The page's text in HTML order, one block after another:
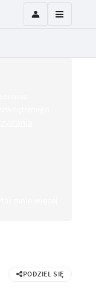
PODZIEL SIĘ